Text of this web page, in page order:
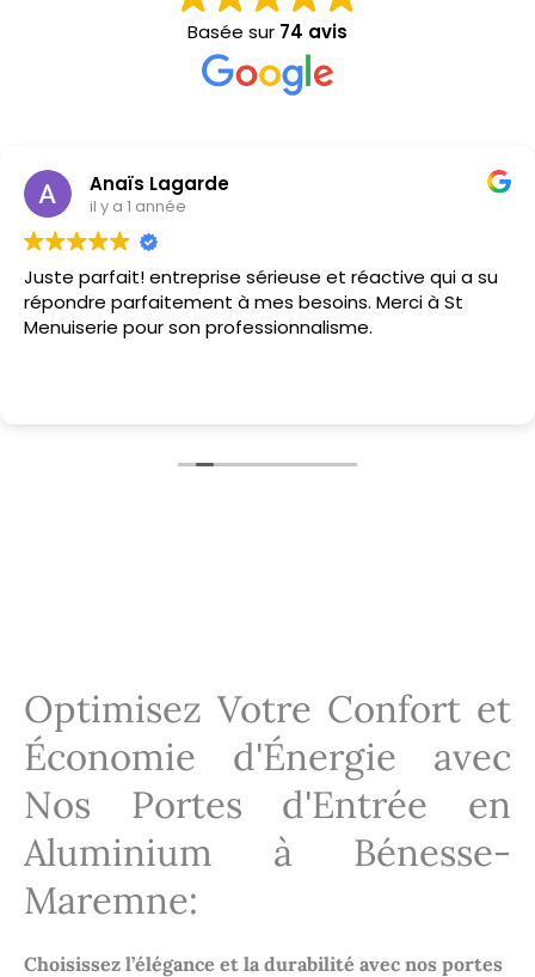
Basée sur 74 avis
Anaïs Lagarde
il y a 1 année
Juste parfait! entreprise sérieuse et réactive qui a su
répondre parfaitement à mes besoins. Merci à St
Menuiserie pour son professionnalisme.
Optimisez Votre Confort et
Économie d'Énergie avec
Nos Portes d'Entrée en
Aluminium à Bénesse-
Maremne:
Choisissez l’élégance et la durabilité avec nos portes